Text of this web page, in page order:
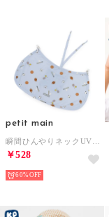
petit main
￥528
60%